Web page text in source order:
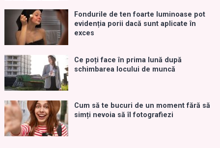
Fondurile de ten foarte luminoase pot
evidenția porii dacă sunt aplicate în
exces
Ce poți face în prima lună după
schimbarea locului de muncă
Cum să te bucuri de un moment fără să
simți nevoia să îl fotografiezi